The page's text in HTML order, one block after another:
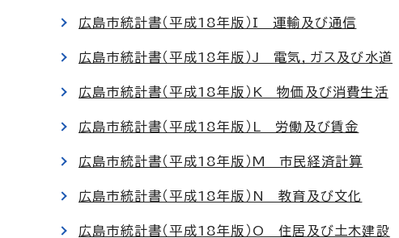
広島市統計書（平成18年版）I 運輸及び通信
広島市統計書（平成18年版）J 電気，ガス及び水道
広島市統計書（平成18年版）K 物価及び消費生活
広島市統計書（平成18年版）L 労働及び賃金
広島市統計書（平成18年版）M 市民経済計算
広島市統計書（平成18年版）N 教育及び文化
広島市統計書（平成18年版）O 住居及び土木建設